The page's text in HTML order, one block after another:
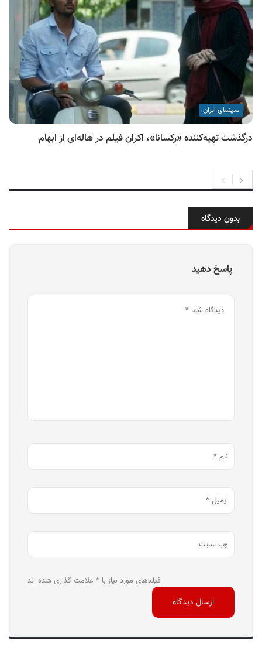
سینمای ایران
درگذشت تهیه‌کننده «رکسانا»، اکران فیلم در هاله‌ای از ابهام
بدون دیدگاه
پاسخ دهید
فیلدهای مورد نیاز با * علامت گذاری شده اند